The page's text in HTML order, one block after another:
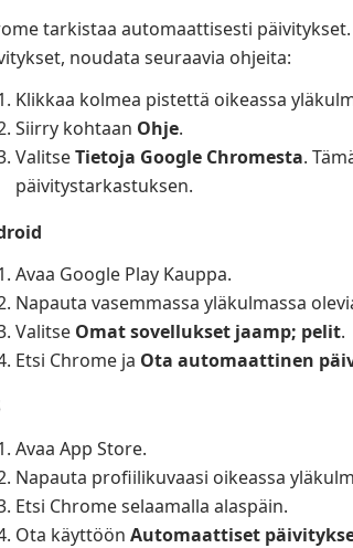
tarkistaa automaattisesti
noudata seuraavia ohjeita:
Klikkaa kolmea pistettä oikeassa
Siirry kohtaan Ohje.
ValitseTietoja Google Chromesta.
päivitystarkastuksen.
Avaa Google Play Kauppa.
Napauta vasemmassa yläkulmassa
Valitse Omat sovellukset jaamp; pelit.
Etsi Chrome ja Ota automaattinen
Avaa App Store.
Napauta profiilikuvaasi oikeassa
Etsi Chrome selaamalla alaspäin.
Ota käyttöön Automaattiset